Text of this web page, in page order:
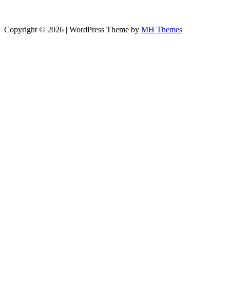
Copyright © 2026 | WordPress Theme by MH Themes